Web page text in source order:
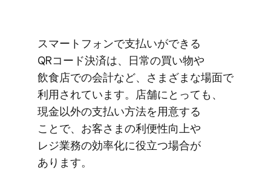
スマートフォンで​支払いが​できる​
QRコード決済は、​日常の​買い物や​
飲食店での​会計など、​さまざまな​場面で​
利用されています。​店舗に​とっても、​
現金以外の​支払い方​法を​用意する​
ことで、​お客さまの​利便性向上や​
レジ業務の​効率化に​役立つ​場合が​
あります。